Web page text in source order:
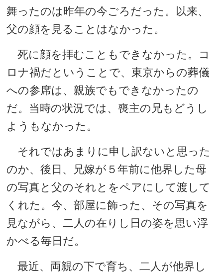
舞ったのは昨年の今ごろだった。以来、
父の顔を見ることはなかった。
死に顔を拝むこともできなかった。コ
ロナ禍だということで、東京からの葬儀
への参席は、親族でもできなかったの
だ。当時の状況では、喪主の兄もどうし
ようもなかった。
それではあまりに申し訳ないと思った
のか、後日、兄嫁が５年前に他界した母
の写真と父のそれとをペアにして渡して
くれた。今、部屋に飾った、その写真を
見ながら、二人の在りし日の姿を思い浮
かべる毎日だ。
最近、両親の下で育ち、二人が他界し